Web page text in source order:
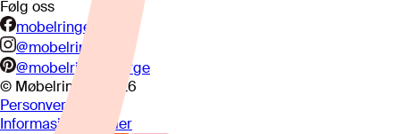
Følg oss
mobelringen.no
@mobelringen
@mobelringennorge
© Møbelringen
2026
Personvern
Informasjonskapsler